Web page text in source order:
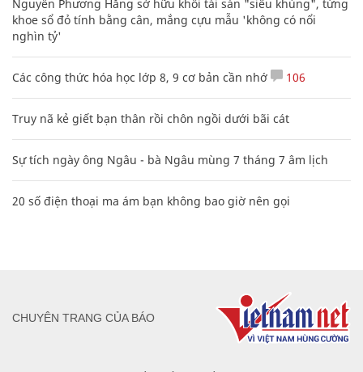
Nguyễn Phương Hằng sở hữu khối tài sản "siêu khủng", từng
khoe sổ đỏ tính bằng cân, mắng cựu mẫu 'không có nổi
nghìn tỷ'
Các công thức hóa học lớp 8, 9 cơ bản cần nhớ 106
Truy nã kẻ giết bạn thân rồi chôn ngồi dưới bãi cát
Sự tích ngày ông Ngâu - bà Ngâu mùng 7 tháng 7 âm lịch
20 số điện thoại ma ám bạn không bao giờ nên gọi
CHUYÊN TRANG CỦA BÁO